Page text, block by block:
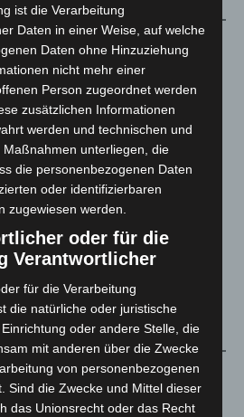
2.799
3.252
ist die Verarbeitung
Daten in einer Weise, auf welche
Daten ohne Hinzuziehung
nicht mehr einer
Person zugeordnet werden
zusätzlichen Informationen
werden und technischen und
unterliegen, die
die personenbezogenen Daten
oder identifizierbaren
zugewiesen werden.
oder für die
Verantwortlicher
für die Verarbeitung
die natürliche oder juristische
oder andere Stelle, die
mit anderen über die Zwecke
von personenbezogenen
Sind die Zwecke und Mittel dieser
das Unionsrecht oder das Recht